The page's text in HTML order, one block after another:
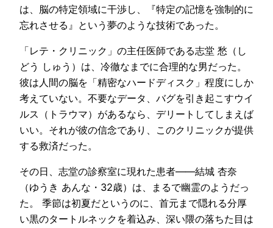
は、脳の特定領域に干渉し、『特定の記憶を強制的に
忘れさせる』という夢のような技術であった。
「レテ・クリニック」の主任医師である志堂 愁（し
どう しゅう）は、冷徹なまでに合理的な男だった。
彼は人間の脳を「精密なハードディスク」程度にしか
考えていない。不要なデータ、バグを引き起こすウイ
ルス（トラウマ）があるなら、デリートしてしまえば
いい。それが彼の信念であり、このクリニックが提供
する救済だった。
その日、志堂の診察室に現れた患者――結城 杏奈
（ゆうき あんな・32歳）は、まるで幽霊のようだっ
た。 季節は初夏だというのに、首元まで隠れる分厚
い黒のタートルネックを着込み、深い隈の落ちた目は